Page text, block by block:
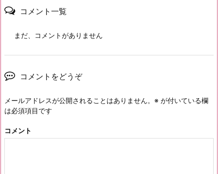
コメント一覧
まだ、コメントがありません
コメントをどうぞ
メールアドレスが公開されることはありません。 ※ が付いている欄
は必須項目です
コメント